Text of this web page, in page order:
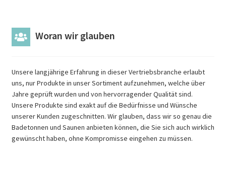
Woran wir glauben
Unsere langjährige Erfahrung in dieser Vertriebsbranche erlaubt
uns, nur Produkte in unser Sortiment aufzunehmen, welche über
Jahre geprüft wurden und von hervorragender Qualität sind.
Unsere Produkte sind exakt auf die Bedürfnisse und Wünsche
unserer Kunden zugeschnitten. Wir glauben, dass wir so genau die
Badetonnen und Saunen anbieten können, die Sie sich auch wirklich
gewünscht haben, ohne Kompromisse eingehen zu müssen.